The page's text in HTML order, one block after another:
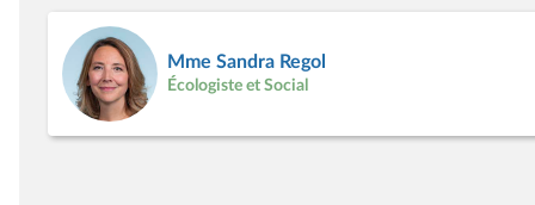
Mme Sandra Regol
Écologiste et Social